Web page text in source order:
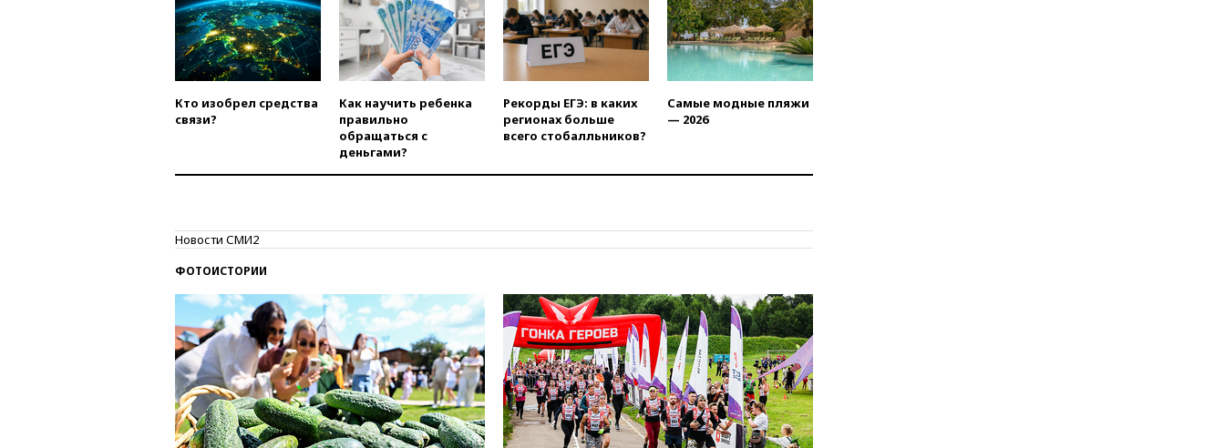
Кто изобрел средства
связи?
Как научить ребенка
правильно
обращаться с
деньгами?
Рекорды ЕГЭ: в каких
регионах больше
всего стобалльников?
Самые модные пляжи
— 2026
Новости СМИ2
ФОТОИСТОРИИ